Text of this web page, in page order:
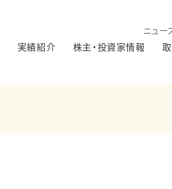
ニュー
実績紹介 株主・投資家情報